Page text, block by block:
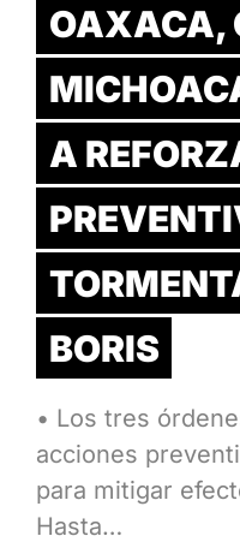
OAXACA,
A
BORIS
• Los tres
acciones
para mitigar
Hasta…